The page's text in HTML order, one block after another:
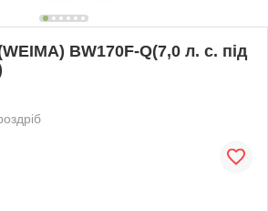
BW170F-Q(7,0 л. с. під